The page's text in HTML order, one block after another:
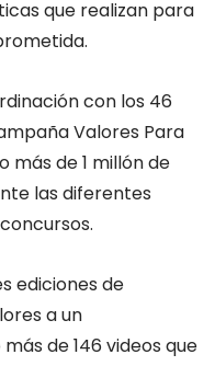
que realizan para
con los 46
Valores Para
más de 1 millón de
las diferentes
ediciones de
a un
de 146 videos que